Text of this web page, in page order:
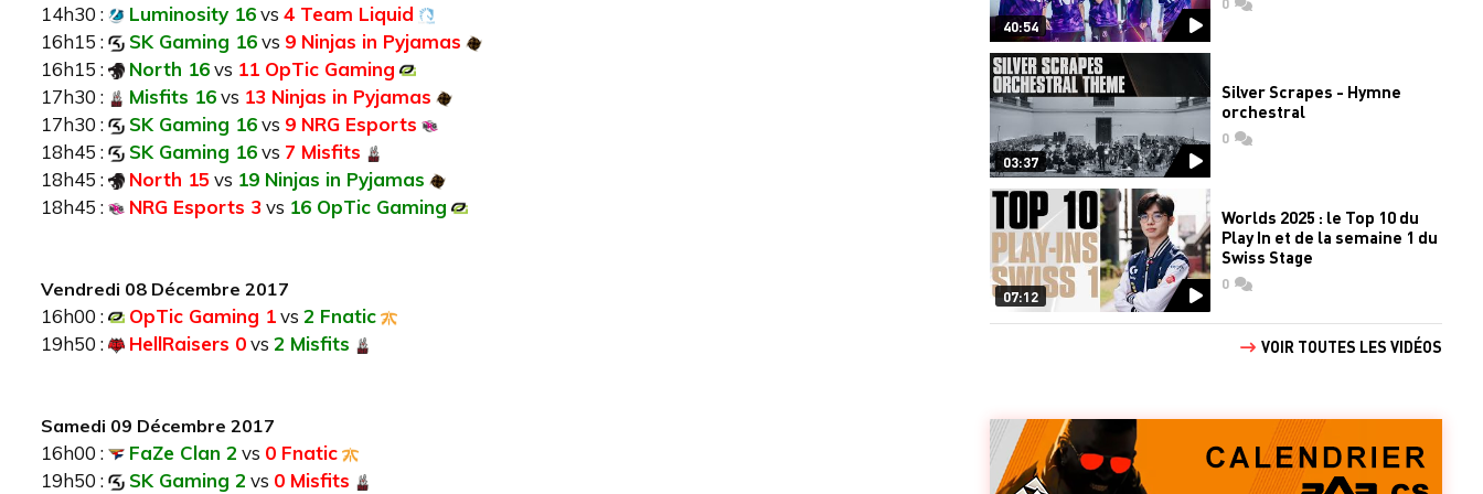
14h30 : Luminosity 16vs 4 Team Liquid
16h15 :
SK Gaming 16vs 9 Ninjas in Pyjamas
16h15 :
North 16vs 11 OpTic Gaming
17h30 :
Misfits 16vs 13 Ninjas in Pyjamas
17h30 :
SK Gaming 16vs 9 NRG Esports
18h45 :
SK Gaming 16vs 7 Misfits
18h45 :
North 15 vs 19 Ninjas in Pyjamas
18h45 :
NRG Esports 3 vs 16 OpTic Gaming
Vendredi 08 Décembre 2017
16h00 : OpTic Gaming 1vs 2 Fnatic
19h50 :
HellRaisers 0vs 2 Misfits
Samedi 09 Décembre 2017
16h00 : FaZe Clan 2 vs 0 Fnatic
19h50 :
SK Gaming 2 vs 0 Misfits
40:54
03:37
Silver Scrapes - Hymne
orchestral
0commentaires
07:12
Worlds 2025 : le Top 10 du
Play In et de la semaine 1 du
Swiss Stage
0commentaires
VOIR TOUTES LES VIDÉOS